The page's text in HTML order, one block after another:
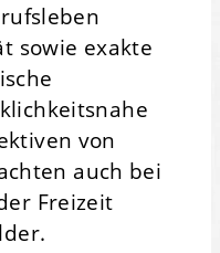
sowie exakte
von
auch bei
Freizeit